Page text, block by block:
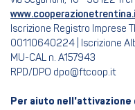
Iscrizione Registro Imprese
00110640224 | Iscrizione
MU-CAL n. A157943
RPD/DPO dpo@ftcoop.it
Per aiuto nell'attivazione